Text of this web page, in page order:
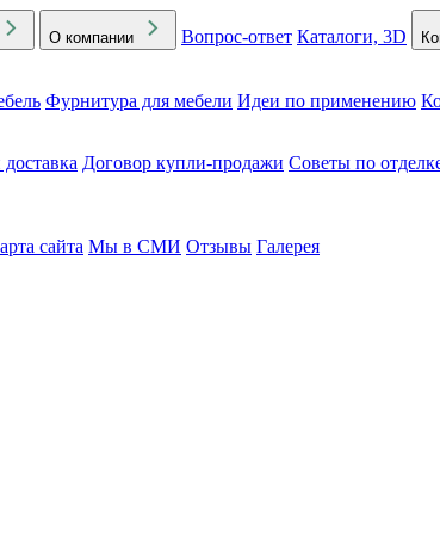
О компании Вопрос-ответ Каталоги, 3D
Фурнитура для мебели Идеи по применению
Договор купли-продажи Советы по
сайта Мы в СМИ Отзывы Галерея